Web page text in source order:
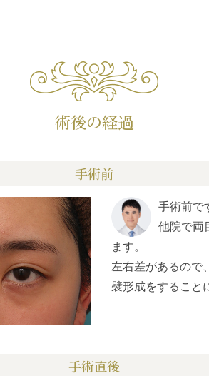
術後の経過
手術前
手術前で
他院で両
ます。
左右差があるので
襞形成をすること
手術直後